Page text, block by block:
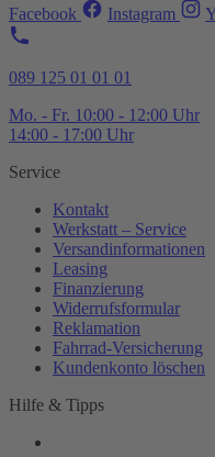
Facebook Instagram
089 125 01 01 01
Mo. - Fr. 10:00 - 12:00 Uhr
14:00 - 17:00 Uhr
Service
Kontakt
Werkstatt – Service
Versandinformationen
Leasing
Finanzierung
Widerrufsformular
Reklamation
Fahrrad-Versicherung
Kundenkonto löschen
Hilfe & Tipps